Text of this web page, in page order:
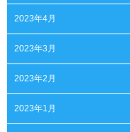
2023年4月
2023年3月
2023年2月
2023年1月